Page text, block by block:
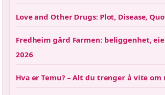
Love and Other Drugs: Plot, Disease,
Fredheim gård Farmen: beliggenhet,
2026
Hva er Temu? – Alt du trenger å vite